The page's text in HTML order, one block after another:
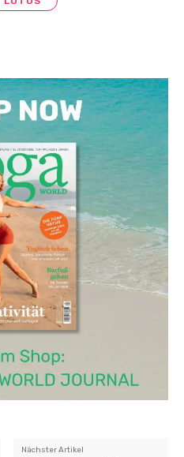
Nächster Artikel